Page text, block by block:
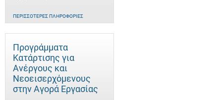
ΠΕΡΙΣΣΌΤΕΡΕΣ ΠΛΗΡΟΦΟΡΊΕΣ
Προγράμματα
Κατάρτισης για
Ανέργους και
Νεοεισερχόμενους
στην Αγορά Εργασίας